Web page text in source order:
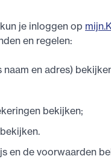
je inloggen op
en regelen:
en adres)
bekijken;
en de voorwaarden